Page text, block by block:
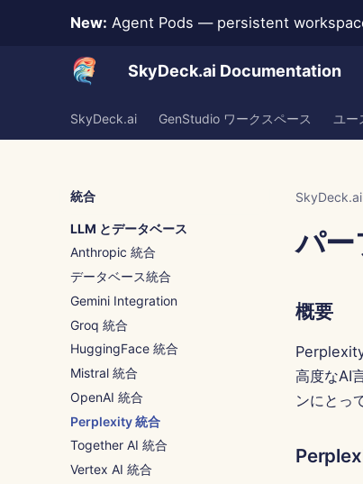
New: Agent Pods — persistent
SkyDeck.ai Documentation
SkyDeck.ai GenStudio ワークスペース ユー
統合
LLM とデータベース
Anthropic 統合
データベース統合
Gemini Integration
Groq 統合
HuggingFace 統合
Mistral 統合
OpenAI 統合
Perplexity 統合
Together AI 統合
Vertex AI 統合
SkyDeck.ai
パー
概要
高度なAI
ンにとっ